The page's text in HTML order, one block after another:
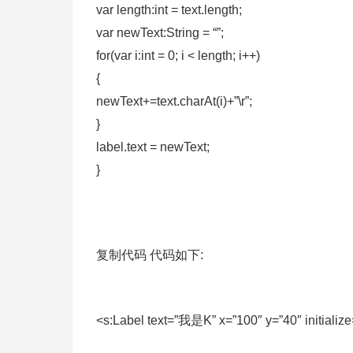
var length:int = text.length;
var newText:String = “”;
for(var i:int = 0; i < length; i++)
{
newText+=text.charAt(i)+”\r”;
}
label.text = newText;
}
复制代码 代码如下:
<s:Label text=”我是K” x=”100″ y=”40″